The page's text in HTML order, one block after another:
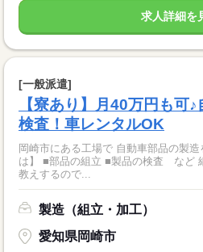
求人詳細を
[一般派遣]
【寮あり】月40万円も可
検査！車レンタルOK
岡崎市にある工場で 自動車部品の製造をお願
は】 ■部品の組立 ■製品の検査 など 細かい作業は先輩が丁寧に お
教えするので...
製造（組立・加工）
愛知県岡崎市